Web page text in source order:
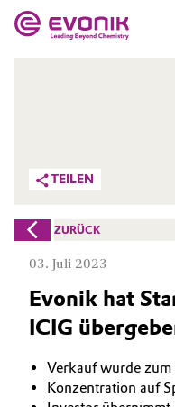
Aerospace
Animal Nutrition &
Chemistry
Was uns antreibt
Über Evonik
We go beyond
Purpose
TEILEN
ZURÜCK
03. Juli 2023
Evonik hat
ICIG
Verkauf wurde zum
Konzentration auf